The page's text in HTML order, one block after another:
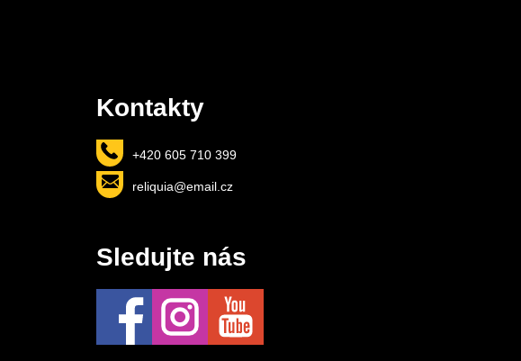
Kontakty
+420 605 710 399
reliquia@email.cz
Sledujte nás